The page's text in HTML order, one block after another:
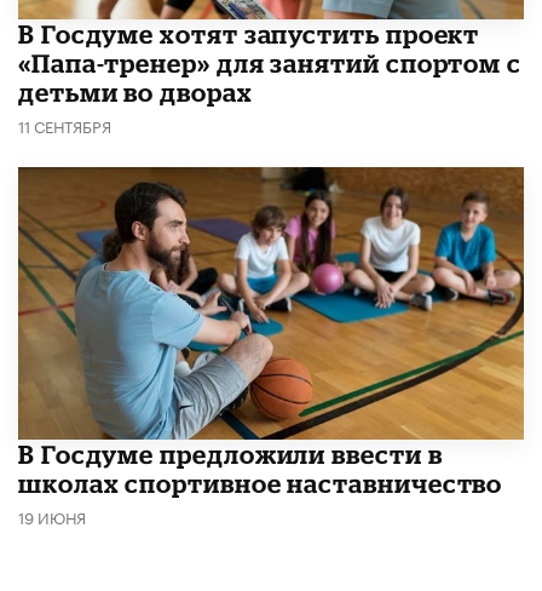
В Госдуме хотят запустить проект
«Папа-тренер» для занятий спортом с
детьми во дворах
11 СЕНТЯБРЯ
В Госдуме предложили ввести в
школах спортивное наставничество
19 ИЮНЯ